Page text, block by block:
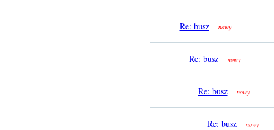
Re: busz nowy
Re: busz nowy
Re: busz nowy
Re: busz nowy